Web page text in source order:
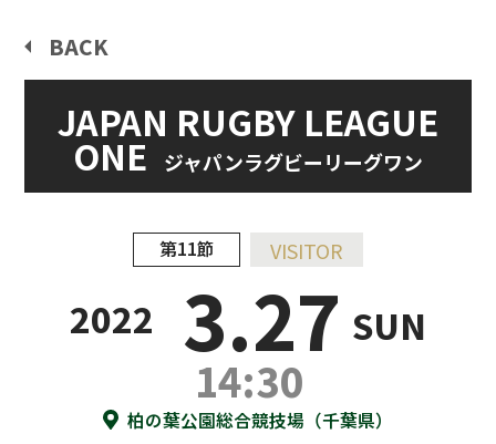
BACK
JAPAN RUGBY LEAGUE
ONE ジャパンラグビーリーグワン
第11節
2022 3.27 SUN
14:30
柏の葉公園総合競技場（千葉県）